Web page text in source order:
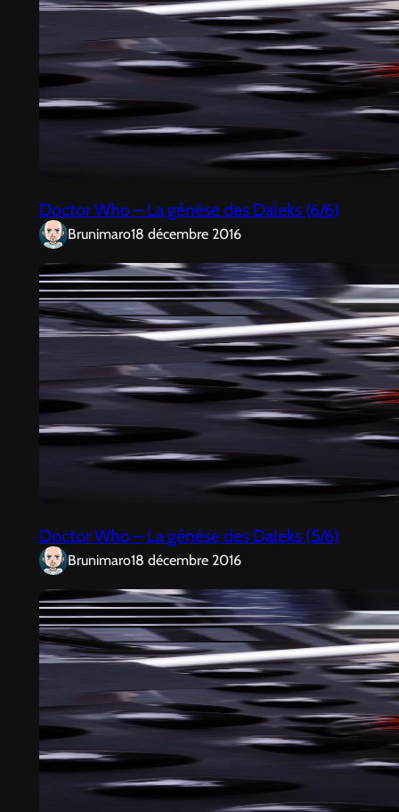
Doctor Who – La génèse des Daleks (6/6)
Brunimaro18 décembre 2016
Doctor Who – La génèse des Daleks (5/6)
Brunimaro18 décembre 2016